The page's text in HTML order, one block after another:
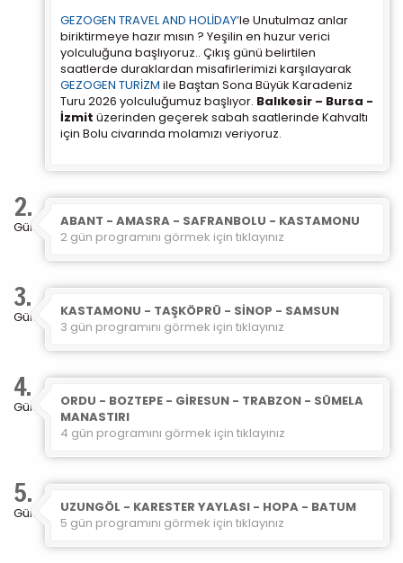
Tercihleri Kaydet
GEZOGEN TRAVEL AND HOLİDAY’le Unutulmaz anlar
biriktirmeye hazır mısın ? Yeşilin en huzur verici
yolculuğuna başlıyoruz.. Çıkış günü belirtilen
saatlerde duraklardan misafirlerimizi karşılayarak
GEZOGEN TURİZM ile Baştan Sona Büyük Karadeniz
Turu 2026 yolculuğumuz başlıyor. Balıkesir – Bursa -
İzmit üzerinden geçerek sabah saatlerinde Kahvaltı
için Bolu civarında molamızı veriyoruz.
2.
Gün
ABANT - AMASRA - SAFRANBOLU - KASTAMONU
2 gün programını görmek için tıklayınız
3.
Gün
KASTAMONU - TAŞKÖPRÜ - SİNOP - SAMSUN
3 gün programını görmek için tıklayınız
4.
Gün
ORDU - BOZTEPE - GİRESUN - TRABZON - SÜMELA
MANASTIRI
4 gün programını görmek için tıklayınız
5.
Gün
UZUNGÖL - KARESTER YAYLASI - HOPA - BATUM
5 gün programını görmek için tıklayınız